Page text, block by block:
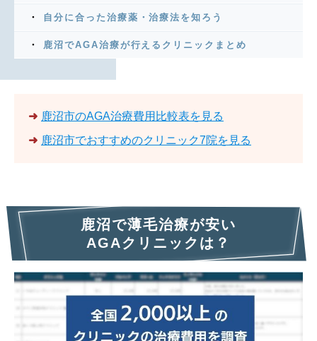
自分に合った治療薬・治療法を知ろう
鹿沼でAGA治療が行えるクリニックまとめ
➜ 鹿沼市のAGA治療費用比較表を見る
➜ 鹿沼市でおすすめのクリニック7院を見る
鹿沼で薄毛治療が安い
AGAクリニックは？